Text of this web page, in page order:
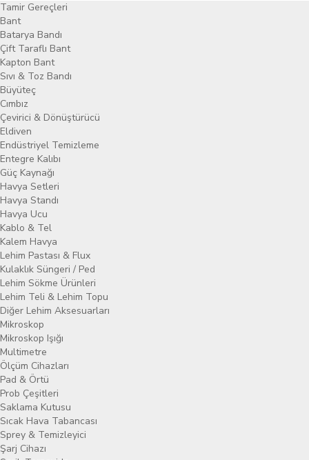
Tamir Gereçleri
Bant
Batarya Bandı
Çift Taraflı Bant
Kapton Bant
Sıvı & Toz Bandı
Büyüteç
Cımbız
Çevirici & Dönüştürücü
Eldiven
Endüstriyel Temizleme
Entegre Kalıbı
Güç Kaynağı
Havya Setleri
Havya Standı
Havya Ucu
Kablo & Tel
Kalem Havya
Lehim Pastası & Flux
Kulaklık Süngeri / Ped
Lehim Sökme Ürünleri
Lehim Teli & Lehim Topu
Diğer Lehim Aksesuarları
Mikroskop
Mikroskop Işığı
Multimetre
Ölçüm Cihazları
Pad & Örtü
Prob Çeşitleri
Saklama Kutusu
Sıcak Hava Tabancası
Sprey & Temizleyici
Şarj Cihazı